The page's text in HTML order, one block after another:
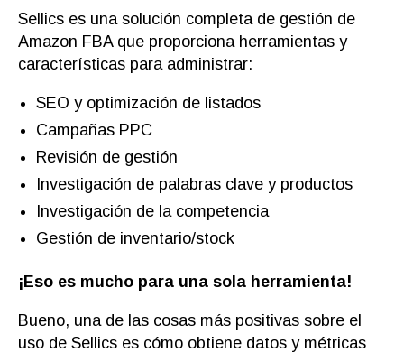
Sellics es una solución completa de gestión de
Amazon FBA que proporciona herramientas y
características para administrar:
SEO y optimización de listados
Campañas PPC
Revisión de gestión
Investigación de palabras clave y productos
Investigación de la competencia
Gestión de inventario/stock
¡Eso es mucho para una sola herramienta!
Bueno, una de las cosas más positivas sobre el
uso de Sellics es cómo obtiene datos y métricas